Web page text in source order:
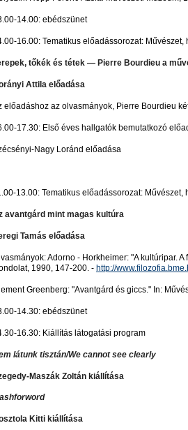
14.00: ebédszünet
16.00: Tematikus előadássorozat: Művészet,
tőkék és tétek — Pierre Bourdieu a
Attila előadása
előadáshoz az olvasmányok, Pierre Bourdieu
17.30: Első éves hallgatók bemutatkozó
Nagy Loránd előadása
13.00: Tematikus előadássorozat: Művészet,
avantgárd mint magas kultúra
Tamás előadása
Adorno - Horkheimer: "A kultúripar.
1990, 147-200. - http://
Greenberg: "Avantgárd és giccs." In:
14.30: ebédszünet
16.30: Kiállítás látogatási program
látunk tisztán/We cannot see clearly
Maszák Zoltán kiállítása
Kitti kiállítása